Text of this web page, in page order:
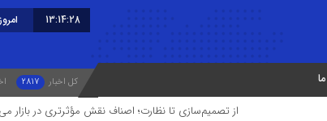
13:14:28 امروز :
کل اخبار 2817
از تصمیم‌سازی تا نظارت؛ اصناف نقش مؤثرتری در بازار می‌خواهند